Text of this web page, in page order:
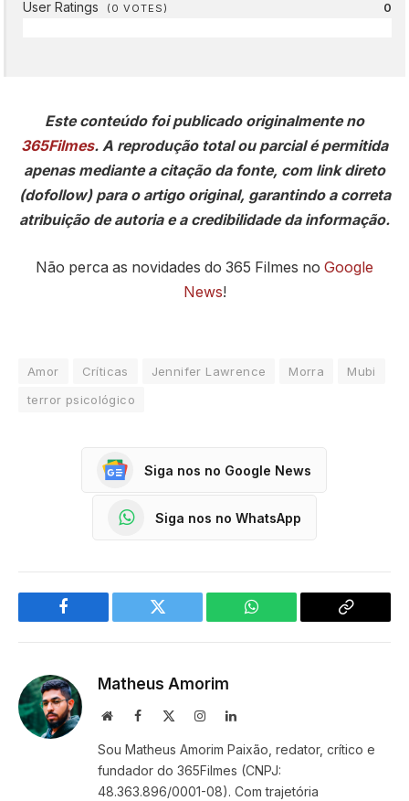
User Ratings (0 VOTES) 0
Este conteúdo foi publicado originalmente no
365Filmes. A reprodução total ou parcial é permitida
apenas mediante a citação da fonte, com link direto
(dofollow) para o artigo original, garantindo a correta
atribuição de autoria e a credibilidade da informação.
Não perca as novidades do 365 Filmes no Google
News!
Amor Críticas Jennifer Lawrence Morra
Mubi
terror psicológico
Siga nos no Google News
Siga nos no WhatsApp
Facebook Twitter WhatsApp
Copy
Matheus Amorim
WebsiteFacebook InstagramLinkedIn
Sou Matheus Amorim Paixão, redator, crítico e
fundador do 365Filmes (CNPJ:
48.363.896/0001-08). Com trajetória